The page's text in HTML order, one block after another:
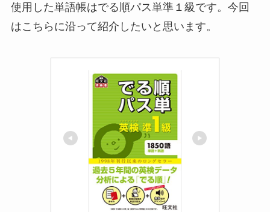
使用した単語帳はでる順パス単準１級です。今回
はこちらに沿って紹介したいと思います。